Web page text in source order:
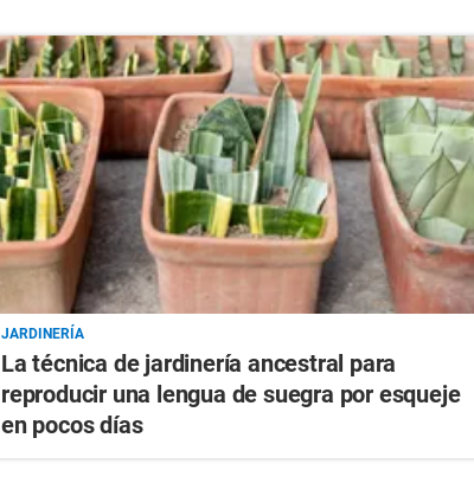
JARDINERÍA
La técnica de jardinería ancestral para
reproducir una lengua de suegra por esqueje
en pocos días